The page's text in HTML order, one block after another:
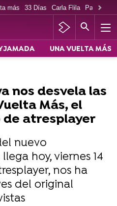
más 33 Días Carla Flila Paco
UNA VUELTA MÁS
nos desvela las
Más, el
atresplayer
nuevo
hoy, viernes 14
nos ha
del original